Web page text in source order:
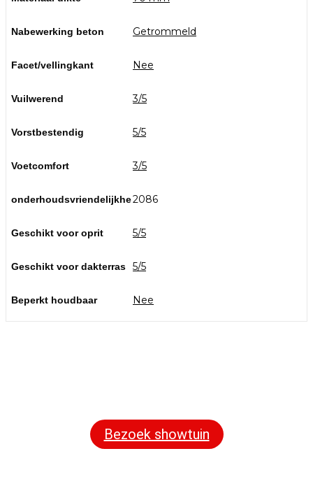
Nabewerking beton Getrommeld
Facet/vellingkant Nee
Vuilwerend 3/5
Vorstbestendig 5/5
Voetcomfort 3/5
onderhoudsvriendelijkhe2086
Geschikt voor oprit 5/5
Geschikt voor dakterras 5/5
Beperkt houdbaar Nee
Bezoek showtuin